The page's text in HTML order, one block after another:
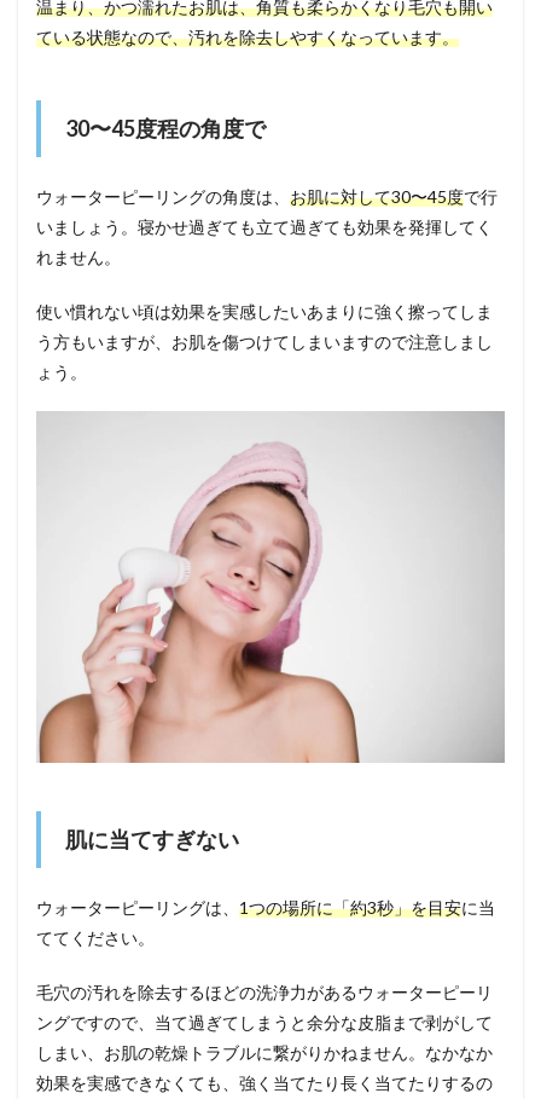
温まり、かつ濡れたお肌は、角質も柔らかくなり毛穴も開い
ている状態なので、汚れを除去しやすくなっています。
30〜45度程の角度で
ウォーターピーリングの角度は、 お肌に対して30〜45度で行
いましょう。寝かせ過ぎても立て過ぎても効果を発揮してく
れません。
使い慣れない頃は効果を実感したいあまりに強く擦ってしま
う方もいますが、お肌を傷つけてしまいますので注意しまし
ょう。
肌に当てすぎない
ウォーターピーリングは、 1つの場所に「約3秒」を目安に当
ててください。
毛穴の汚れを除去するほどの洗浄力があるウォーターピーリ
ングですので、当て過ぎてしまうと余分な皮脂まで剥がして
しまい、お肌の乾燥トラブルに繋がりかねません。なかなか
効果を実感できなくても、強く当てたり長く当てたりするの